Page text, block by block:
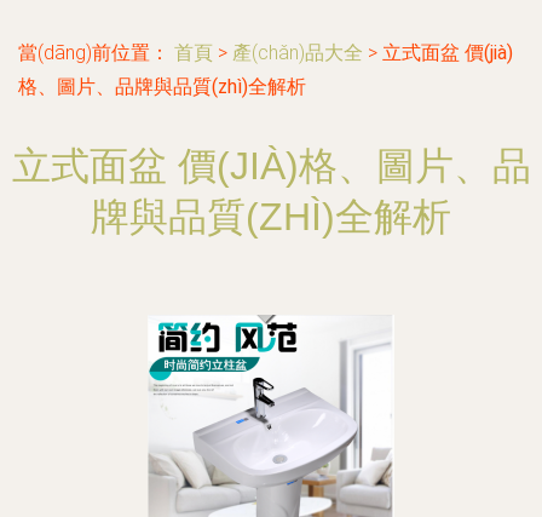
當(dāng)前位置： 首頁 > 產(chǎn)品大全 > 立式面盆 價(jià)
格、圖片、品牌與品質(zhì)全解析
立式面盆 價(JIÀ)格、圖片、品
牌與品質(ZHÌ)全解析